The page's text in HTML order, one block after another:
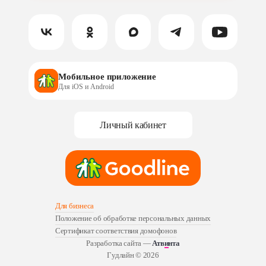
Мобильное приложение
Для iOS и Android
Личный кабинет
Гудлайн © 2026
Для бизнеса
Положение об обработке персональных данных
Сертификат соответствия домофонов
Разработка сайта —Атвинта